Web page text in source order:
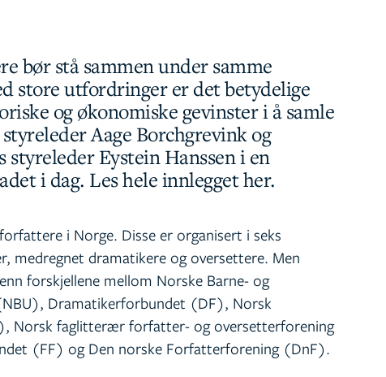
bør stå sammen under samme
store utfordringer er det betydelige
og økonomiske gevinster i å samle
Aage Borchgrevink og
Eystein Hanssen i en
i dag. Les hele innlegget her.
i Norge. Disse er organisert i seks
medregnet dramatikere og oversettere. Men
forskjellene mellom Norske Barne- og
Dramatikerforbundet (DF), Norsk
Norsk faglitterær forfatter- og oversetterforening
(FF) og Den norske Forfatterforening (DnF).